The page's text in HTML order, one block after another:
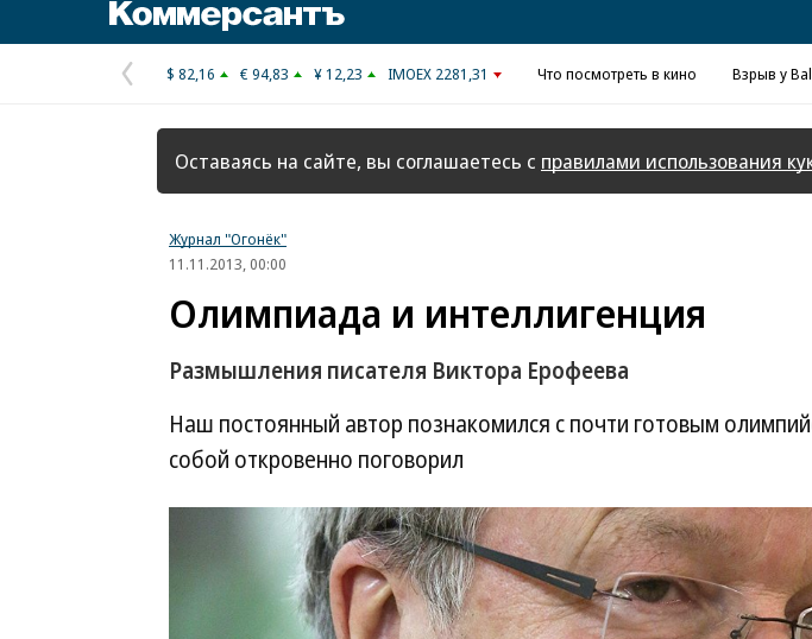
Предыдущая
страница
$ 82,16 € 94,83 ¥ 12,23 IMOEX 2281,31 Что посмотреть в кино Взрыв у
Оставаясь на сайте, вы соглашаетесь с правилами использования
Журнал "Огонёк"
11.11.2013, 00:00
Олимпиада и интеллигенция
Размышления писателя Виктора Ерофеева
Наш постоянный автор познакомился с почти готовым
собой откровенно поговорил